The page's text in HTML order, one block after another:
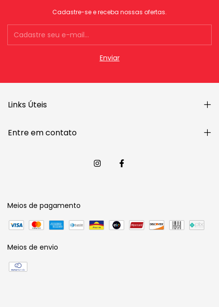
Cadastre-se e receba nossas ofertas.
Links Úteis
Entre em contato
Meios de pagamento
Meios de envio